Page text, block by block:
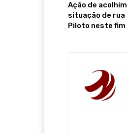
Ação de
situação de rua
Piloto neste fim